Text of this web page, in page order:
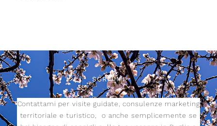
SCRIVIMI
Contattami per visite guidate, consulenze marketing
territoriale e turistico, o anche semplicemente se